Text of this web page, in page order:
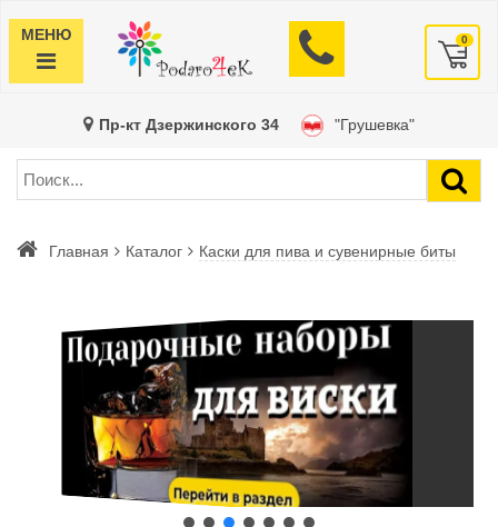
МЕНЮ 0
Пр-кт Дзержинского 34 "Грушевка"
Главная Каталог Каски для пива и сувенирные биты